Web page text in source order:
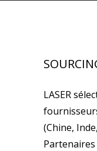
LASER
(Chine,